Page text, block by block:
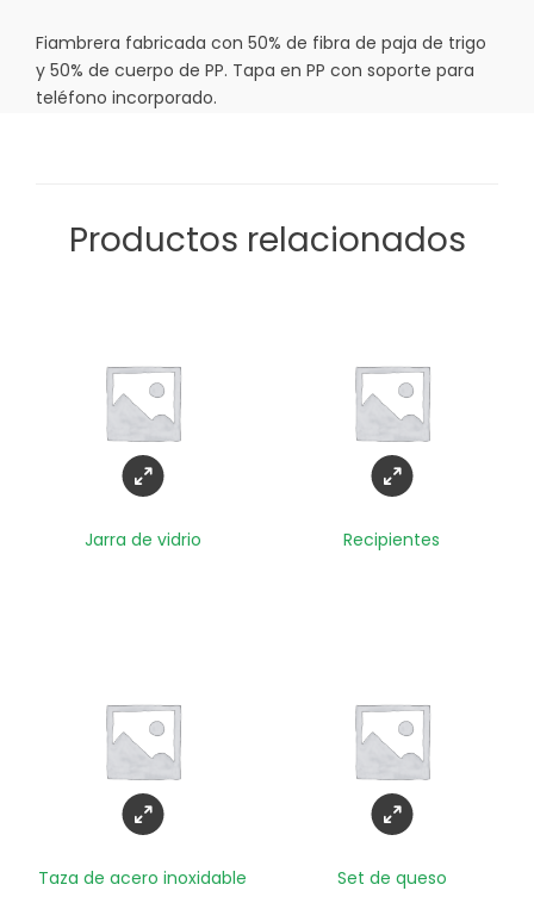
Fiambrera fabricada con 50% de fibra de paja de trigo
y 50% de cuerpo de PP. Tapa en PP con soporte para
teléfono incorporado.
Productos relacionados
Jarra de vidrio Recipientes
Taza de acero inoxidable Set de queso